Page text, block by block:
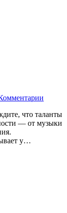
— от музыки
у…